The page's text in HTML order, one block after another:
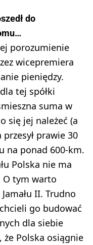
do
porozumienie
wicepremiera
pieniędzy.
tej spółki
suma w
się jej należeć (a
przesył prawie 30
na ponad 600-km.
Polska nie ma
O tym warto
II. Trudno
go budować
dla siebie
Polska osiągnie